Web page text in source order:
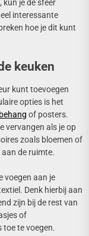
kun je de sfeer
interessante
hoe je dit kunt
keuken
kunt toevoegen
opties is het
of posters.
vervangen als je op
zoals bloemen of
de ruimte.
voegen aan je
Denk hierbij aan
zijn bij de rest van
of
toe te voegen.